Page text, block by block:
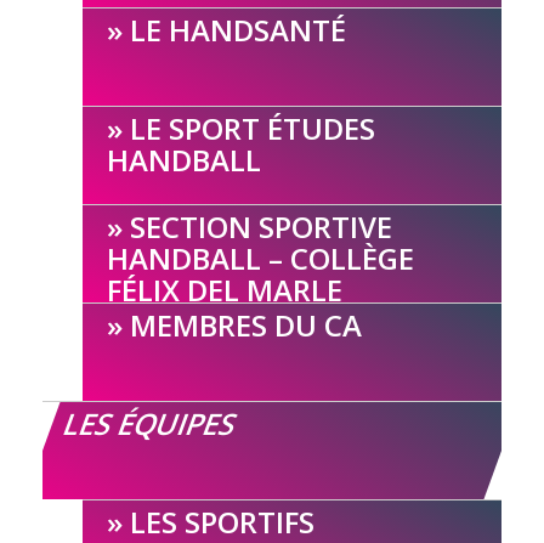
LE HANDSANTÉ
LE SPORT ÉTUDES
HANDBALL
SECTION SPORTIVE
HANDBALL – COLLÈGE
FÉLIX DEL MARLE
MEMBRES DU CA
LES ÉQUIPES
LES SPORTIFS